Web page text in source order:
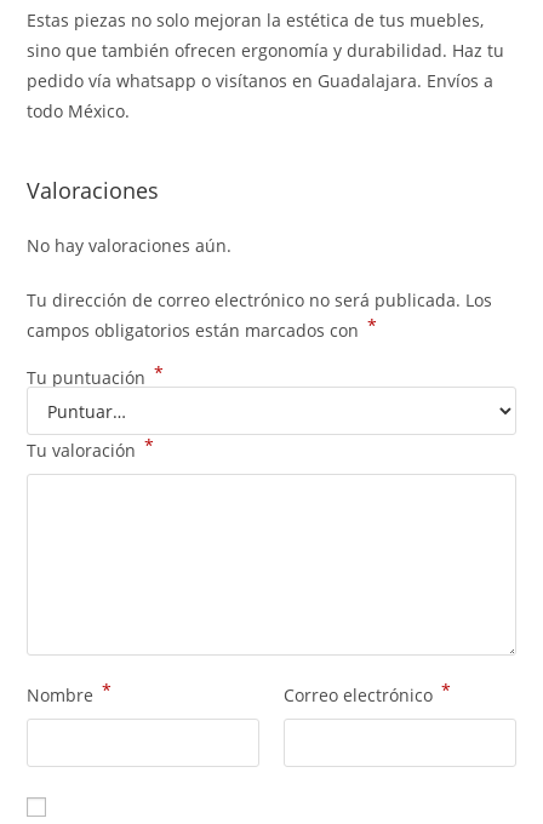
Estas piezas no solo mejoran la estética de tus muebles,
sino que también ofrecen ergonomía y durabilidad. Haz tu
pedido vía whatsapp o visítanos en Guadalajara. Envíos a
todo México.
Valoraciones
No hay valoraciones aún.
Tu dirección de correo electrónico no será publicada. Los
campos obligatorios están marcados con *
Tu puntuación *
Tu valoración *
Nombre * Correo electrónico *